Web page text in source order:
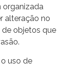
organizada
alteração no
objetos que
uso de